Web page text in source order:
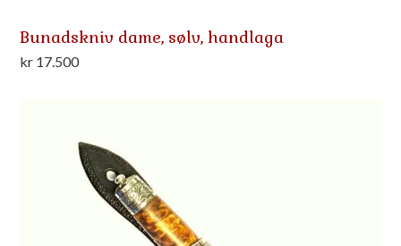
Bunadskniv dame, sølv, handlaga
kr 17.500